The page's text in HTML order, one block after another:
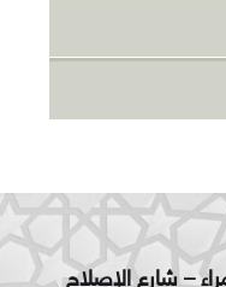
– شارع الإصلاح